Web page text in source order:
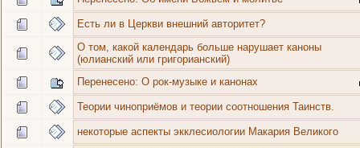
Есть ли в Церкви внешний авторитет?
О том, какой календарь больше нарушает каноны
(юлианский или григорианский)
Перенесено: О рок-музыке и канонах
Теории чиноприёмов и теории соотношения Таинств.
некоторые аспекты экклесиологии Макария Великого